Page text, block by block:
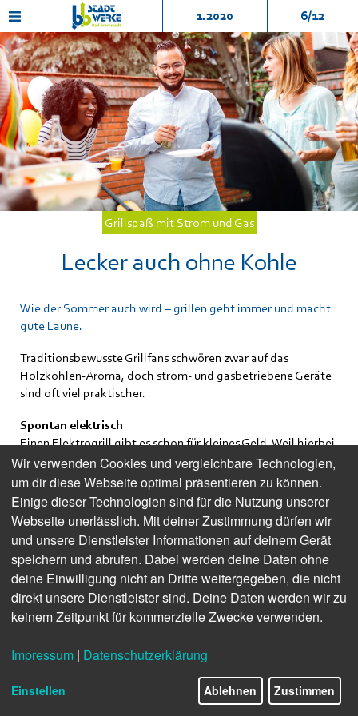
1.2020 6/12
Grillspaß mit Strom und Gas
Lecker auch ohne Kohle
Wie der Sommer auch wird – grillen geht immer und macht
gute Laune.
Traditionsbewusste Grillfans schwören zwar auf das
Holzkohlen-Aroma, doch strom- und gasbetriebene Geräte
sind oft viel praktischer.
Spontan elektrisch
Einen Elektrogrill gibt es schon für kleines Geld. Weil hierbei
nur wenig Rauch entsteht, können auch Balkone von
Mietwohnungen für das Barbecue-Feeling herhalten. Das
Gerät rettet zudem manche Party, falls es plötzlich regnet
und alle samt Grill nach drinnen flüchten. Und das Beste: Für
eine schnelle Bratwurst brauchen wir bloß eine Steckdose.
Energieverbrauch und Stromkosten sind dabei relativ
gering: Ein 2.000-Watt-Elektrogrill, der eine Stunde lang
läuft, verbraucht zwei Kilowattstunden. Das kostet uns nur
etwa 60 Cent.
Ebenso wie Elektrogrills sind Gasgrills auf Knopfdruck
betriebsbereit und damit deutlich schneller heiß als Kohle.
Denn bis die richtig durchglüht, dauert es mindestens eine
halbe Stunde. Da viele Gasgrills einen integrierten Deckel
Wir verwenden Cookies und vergleichbare Technologien,
um dir diese Webseite optimal präsentieren zu können.
Einige dieser Technologien sind für die Nutzung unserer
Webseite unerlässlich. Mit deiner Zustimmung dürfen wir
und unsere Dienstleister Informationen auf deinem Gerät
speichern und abrufen. Dabei werden deine Daten ohne
deine Einwilligung nicht an Dritte weitergegeben, die nicht
direkt unsere Dienstleister sind. Deine Daten werden wir zu
keinem Zeitpunkt für kommerzielle Zwecke verwenden.
Impressum | Datenschutzerklärung
Einstellen Ablehnen Zustimmen